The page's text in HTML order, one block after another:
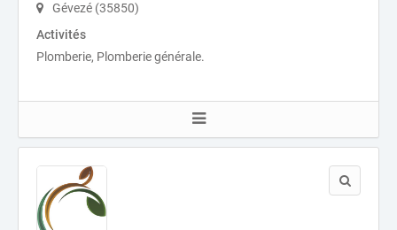
Gévezé (35850)
Activités
Plomberie, Plomberie générale.